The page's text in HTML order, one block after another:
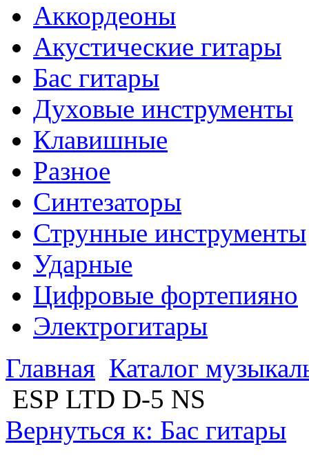
Аккордеоны
Акустические гитары
Бас гитары
Духовые инструменты
Клавишные
Разное
Синтезаторы
Струнные инструменты
Ударные
Цифровые фортепияно
Электрогитары
Главная Каталог
ESP LTD D-5 NS
Вернуться к: Бас гитары